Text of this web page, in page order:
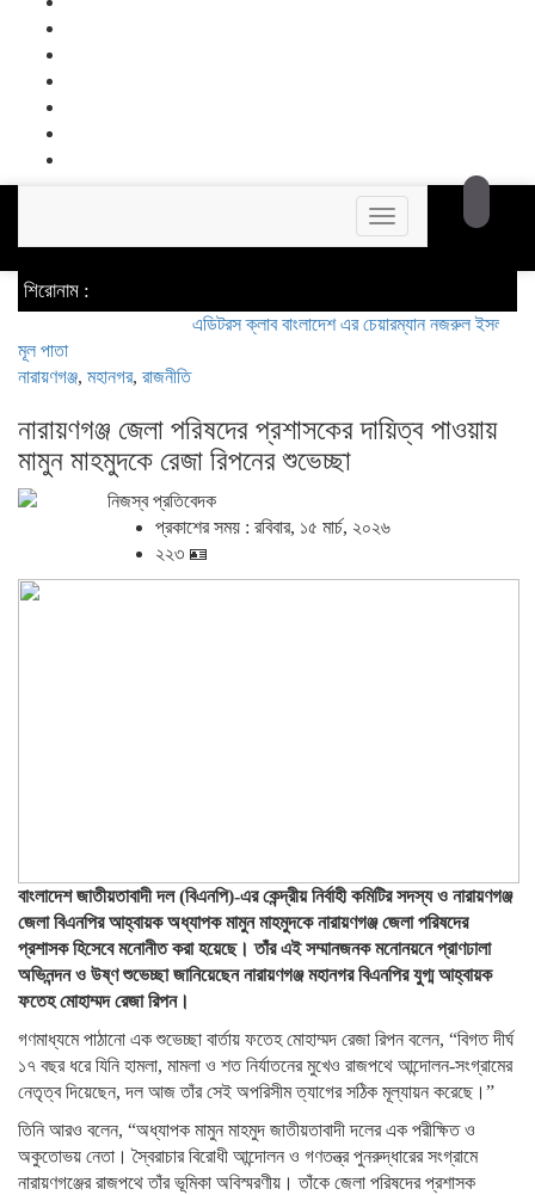
Toggle
navigation
শিরোনাম :
এডিটরস ক্লাব বাংলাদেশ এর চেয়ারম্যান নজরুল ইসলাম তমিজীর
মূল পাতা
নারায়ণগঞ্জ, মহানগর, রাজনীতি
নারায়ণগঞ্জ জেলা পরিষদের প্রশাসকের দায়িত্ব পাওয়ায়
মামুন মাহমুদকে রেজা রিপনের শুভেচ্ছা
নিজস্ব প্রতিবেদক
প্রকাশের সময় : রবিবার, ১৫ মার্চ, ২০২৬
২২৩ 🪪
বাংলাদেশ জাতীয়তাবাদী দল (বিএনপি)-এর কেন্দ্রীয় নির্বাহী কমিটির সদস্য ও নারায়ণগঞ্জ
জেলা বিএনপির আহ্বায়ক অধ্যাপক মামুন মাহমুদকে নারায়ণগঞ্জ জেলা পরিষদের
প্রশাসক হিসেবে মনোনীত করা হয়েছে। তাঁর এই সম্মানজনক মনোনয়নে প্রাণঢালা
অভিনন্দন ও উষ্ণ শুভেচ্ছা জানিয়েছেন নারায়ণগঞ্জ মহানগর বিএনপির যুগ্ম আহ্বায়ক
ফতেহ মোহাম্মদ রেজা রিপন।
গণমাধ্যমে পাঠানো এক শুভেচ্ছা বার্তায় ফতেহ মোহাম্মদ রেজা রিপন বলেন, “বিগত দীর্ঘ
১৭ বছর ধরে যিনি হামলা, মামলা ও শত নির্যাতনের মুখেও রাজপথে আন্দোলন-সংগ্রামের
নেতৃত্ব দিয়েছেন, দল আজ তাঁর সেই অপরিসীম ত্যাগের সঠিক মূল্যায়ন করেছে।”
তিনি আরও বলেন, “অধ্যাপক মামুন মাহমুদ জাতীয়তাবাদী দলের এক পরীক্ষিত ও
অকুতোভয় নেতা। স্বৈরাচার বিরোধী আন্দোলন ও গণতন্ত্র পুনরুদ্ধারের সংগ্রামে
নারায়ণগঞ্জের রাজপথে তাঁর ভূমিকা অবিস্মরণীয়। তাঁকে জেলা পরিষদের প্রশাসক